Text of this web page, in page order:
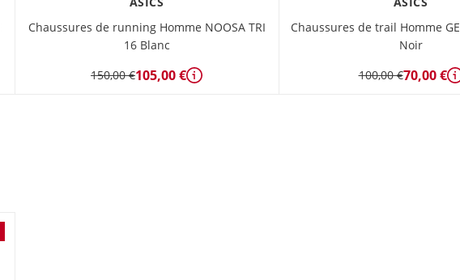
Chaussures de running Homme NOOSA TRI
16 Blanc
150,00 €105,00 € Détails
Chaussures de trail Homme
Noir
100,00 €70,00 €